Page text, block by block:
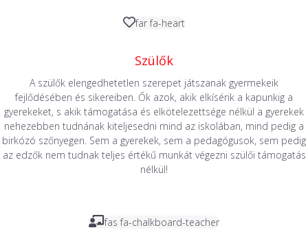
far fa-heart
Szülők
A szülők elengedhetetlen szerepet játszanak gyermekeik
fejlődésében és sikereiben. Ők azok, akik elkísérik a kapunkig a
gyerekeket, s akik támogatása és elkötelezettsége nélkül a gyerekek
nehezebben tudnának kiteljesedni mind az iskolában, mind pedig a
birkózó szőnyegen. Sem a gyerekek, sem a pedagógusok, sem pedig
az edzők nem tudnak teljes értékű munkát végezni szülői támogatás
nélkül!
fas fa-chalkboard-teacher